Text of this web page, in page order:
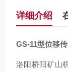
详细介绍
GS-11型位移
洛阳桥阳矿山